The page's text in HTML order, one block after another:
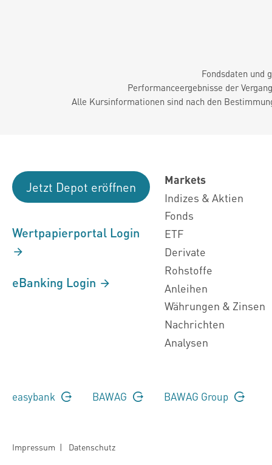
Fondsdaten und
Performanceergebnisse der
Alle Kursinformationen sind nach den
Jetzt Depot eröffnen
Wertpapierportal Login
eBanking Login
Markets
Indizes & Aktien
Fonds
ETF
Derivate
Rohstoffe
Anleihen
Währungen & Zinsen
Nachrichten
Analysen
easybank BAWAG BAWAG Group
Impressum | Datenschutz